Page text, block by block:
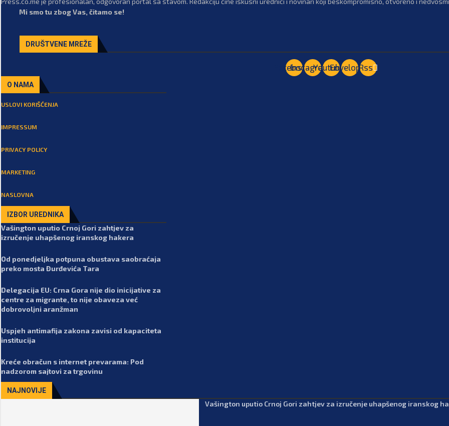
Mi smo tu zbog Vas, čitamo se!
DRUŠTVENE MREŽE
Facebook
Instagram
YoutubeEnvelopeRss
O NAMA
USLOVI KORIŠĆENJA
IMPRESSUM
PRIVACY POLICY
MARKETING
NASLOVNA
IZBOR UREDNIKA
Vašington uputio Crnoj Gori zahtjev za
izručenje uhapšenog iranskog hakera
Od ponedjeljka potpuna obustava saobraćaja
preko mosta Đurđevića Tara
Delegacija EU: Crna Gora nije dio inicijative za
centre za migrante, to nije obaveza već
dobrovoljni aranžman
Uspjeh antimafija zakona zavisi od kapaciteta
institucija
Kreće obračun s internet prevarama: Pod
nadzorom sajtovi za trgovinu
NAJNOVIJE
Vašington uputio Crnoj Gori zahtjev za izručenje uhapšenog iranskog